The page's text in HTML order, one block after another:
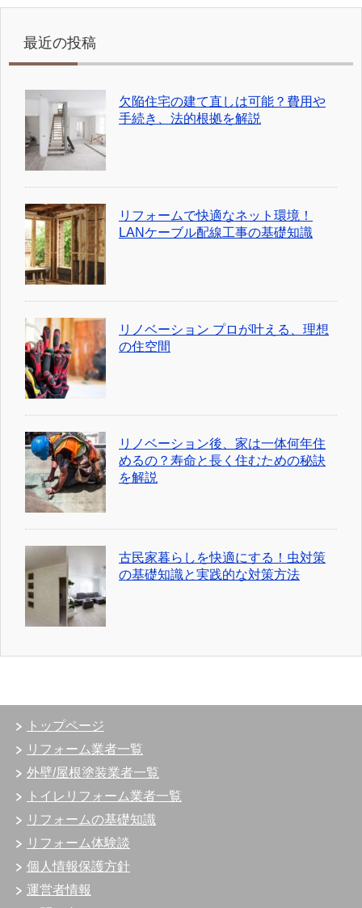
最近の投稿
欠陥住宅の建て直しは可能？費用や
手続き、法的根拠を解説
リフォームで快適なネット環境！
LANケーブル配線工事の基礎知識
リノベーション プロが叶える、理想
の住空間
リノベーション後、家は一体何年住
めるの？寿命と長く住むための秘訣
を解説
古民家暮らしを快適にする！虫対策
の基礎知識と実践的な対策方法
トップページ
リフォーム業者一覧
外壁/屋根塗装業者一覧
トイレリフォーム業者一覧
リフォームの基礎知識
リフォーム体験談
個人情報保護方針
運営者情報